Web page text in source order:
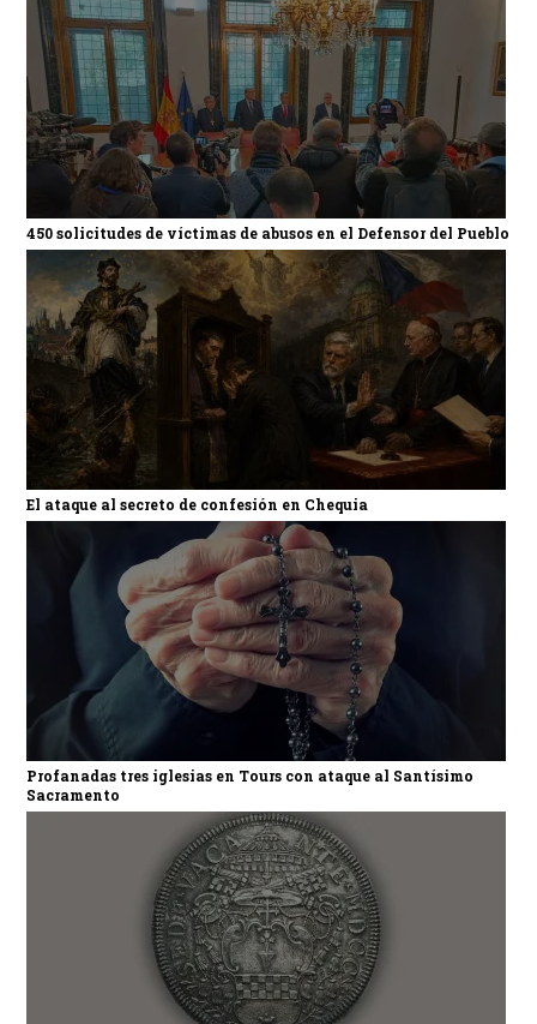
450 solicitudes de víctimas de abusos en el Defensor del Pueblo
El ataque al secreto de confesión en Chequia
Profanadas tres iglesias en Tours con ataque al Santísimo
Sacramento